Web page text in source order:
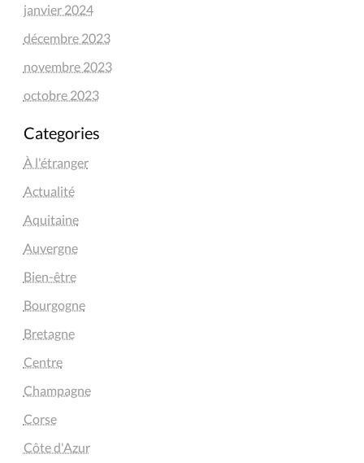
janvier 2024
décembre 2023
novembre 2023
octobre 2023
Categories
À l'étranger
Actualité
Aquitaine
Auvergne
Bien-être
Bourgogne
Bretagne
Centre
Champagne
Corse
Côte d'Azur